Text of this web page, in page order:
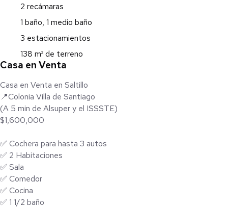
2 recámaras
1 baño, 1 medio baño
3 estacionamientos
138 m² de terreno
Casa en Venta
Casa en Venta en Saltillo
📍Colonia Villa de Santiago
(A 5 min de Alsuper y el ISSSTE)
$1,600,000
✅ Cochera para hasta 3 autos
✅ 2 Habitaciones
✅ Sala
✅ Comedor
✅ Cocina
✅ 1 1/2 baño